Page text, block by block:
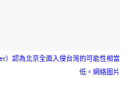
認為北京全面入侵台灣的可能性相當
低。網絡圖片